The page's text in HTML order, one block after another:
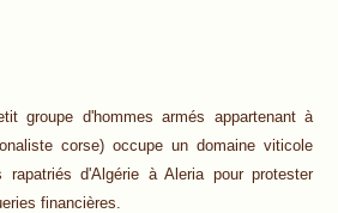
groupe d'hommes armés appartenant à
corse) occupe un domaine viticole
rapatriés d'Algérie à Aleria pour protester
financières.